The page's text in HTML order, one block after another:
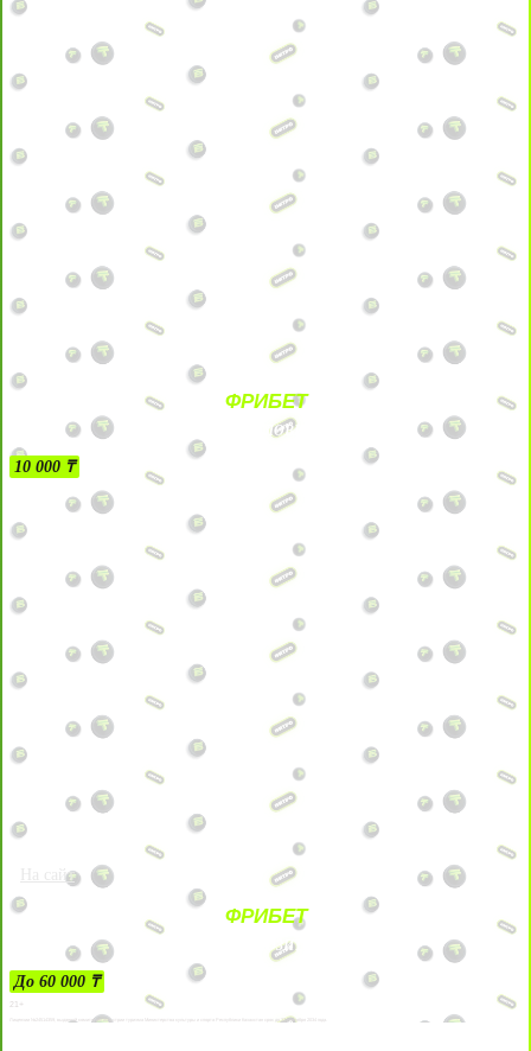
ФРИБЕТ
БЕЗ УСЛОВИЙ
10 000 ₸
На сайт
ФРИБЕТ
ЗА ДЕПОЗИТЫ
До 60 000 ₸
21+
Лицензии №24514359, выданной комитетом индустрии туризма Министерства культуры и спорта Республики Казахстан срок до 27 сентября 2034 года.